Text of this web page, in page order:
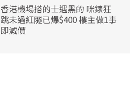
香港機場搭的士遇黑的 咪錶狂
跳未過紅隧已爆$400 樓主做1事
即減價